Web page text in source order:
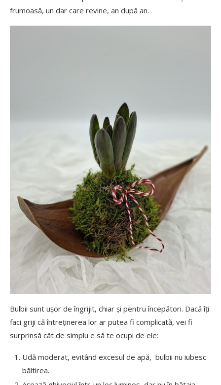
frumoasă, un dar care revine, an după an.
Bulbii sunt ușor de îngrijit, chiar și pentru începători. Dacă îți
faci griji că întreținerea lor ar putea fi complicată, vei fi
surprinsă cât de simplu e să te ocupi de ele:
Udă moderat, evitând excesul de apă, bulbii nu iubesc
băltirea.